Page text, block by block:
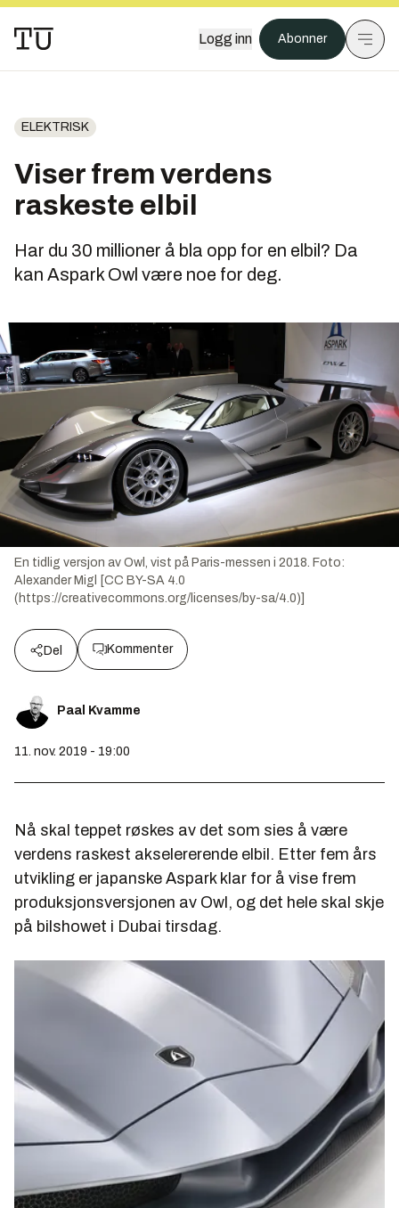
Logg inn Abonner
ELEKTRISK
Viser frem verdens
raskeste elbil
Har du 30 millioner å bla opp for en elbil? Da
kan Aspark Owl være noe for deg.
En tidlig versjon av Owl, vist på Paris-messen i 2018. Foto:
Alexander Migl [CC BY-SA 4.0
(https://creativecommons.org/licenses/by-sa/4.0)]
Del Kommenter
Paal Kvamme
11. nov. 2019 - 19:00
Nå skal teppet røskes av det som sies å være
verdens raskest akselererende elbil. Etter fem års
utvikling er japanske Aspark klar for å vise frem
produksjonsversjonen av Owl, og det hele skal skje
på bilshowet i Dubai tirsdag.